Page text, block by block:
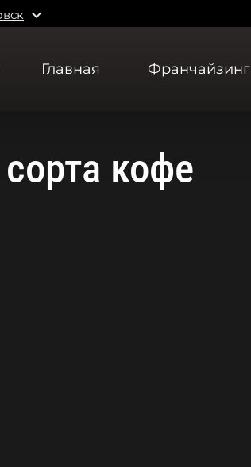
expand_more
Главная Франчайзинг
кофе